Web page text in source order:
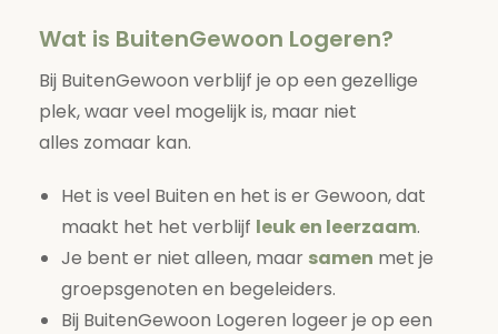
Wat is BuitenGewoon Logeren?
Bij BuitenGewoon verblijf je op een gezellige
plek, waar veel mogelijk is, maar niet
alles zomaar kan.
Het is veel Buiten en het is er Gewoon, dat
maakt het het verblijf leuk en leerzaam.
Je bent er niet alleen, maar samen met je
groepsgenoten en begeleiders.
Bij BuitenGewoon Logeren logeer je op een